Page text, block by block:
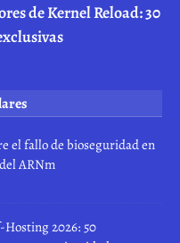
de Kernel Reload: 30
el fallo de bioseguridad en
ARNm
2026: 50